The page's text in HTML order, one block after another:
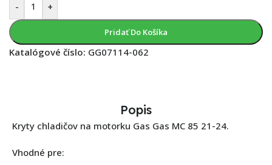
- +
Pridať Do Košíka
Katalógové číslo: GG07114-062
Popis
Kryty chladičov na motorku Gas Gas MC 85 21-24.
Vhodné pre: